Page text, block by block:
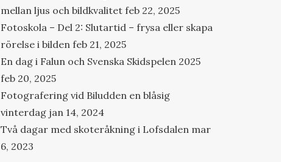
mellan ljus och bildkvalitet feb 22, 2025
Fotoskola – Del 2: Slutartid – frysa eller skapa
rörelse i bilden feb 21, 2025
En dag i Falun och Svenska Skidspelen 2025
feb 20, 2025
Fotografering vid Biludden en blåsig
vinterdag jan 14, 2024
Två dagar med skoteråkning i Lofsdalen mar
6, 2023